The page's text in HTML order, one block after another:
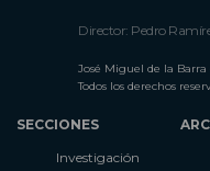
Director: Pedro
José Miguel de la Barra
Todos los derechos
SECCIONES
Investigación